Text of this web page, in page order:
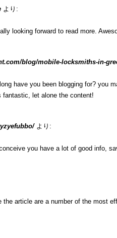
より:
looking forward to read more.
blog/mobile-locksmiths-in-
have you been blogging for? you
let alone the content!
より:
you have a lot of good info,
the article are a number of the most